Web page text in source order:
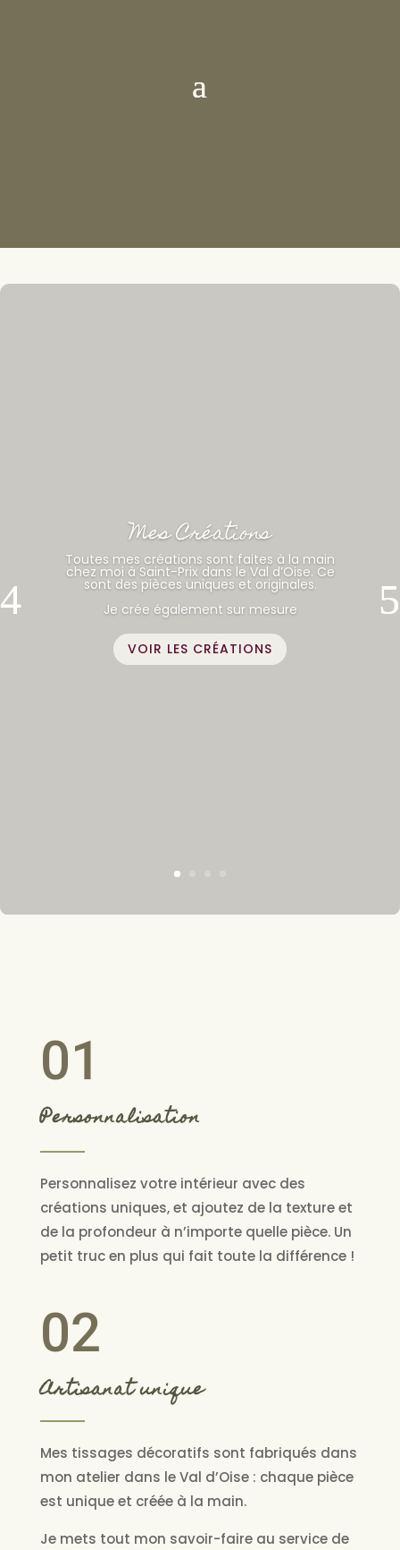
Mes Créations
Toutes mes créations sont faites à la main
chez moi à Saint-Prix dans le Val d’Oise. Ce
sont des pièces uniques et originales.
Je crée également sur mesure
VOIR LES CRÉATIONS
01
Personnalisation
Personnalisez votre intérieur avec des
créations uniques, et ajoutez de la texture et
de la profondeur à n’importe quelle pièce. Un
petit truc en plus qui fait toute la différence !
02
Artisanat unique
Mes tissages décoratifs sont fabriqués dans
mon atelier dans le Val d’Oise : chaque pièce
est unique et créée à la main.
Je mets tout mon savoir-faire au service de